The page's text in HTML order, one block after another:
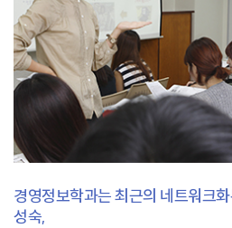
경영정보학과는 최근의 네트워크
성숙,